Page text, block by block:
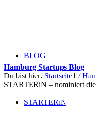
BLOG
STARTERiN
Hamburg Startups Blog
Du bist hier: Startseite1 /
STARTERiN – nominiert